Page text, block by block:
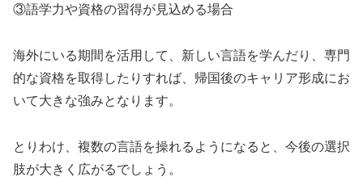
③語学力や資格の習得が見込める場合
海外にいる期間を活用して、新しい言語を学んだり、専門
的な資格を取得したりすれば、帰国後のキャリア形成にお
いて大きな強みとなります。
とりわけ、複数の言語を操れるようになると、今後の選択
肢が大きく広がるでしょう。